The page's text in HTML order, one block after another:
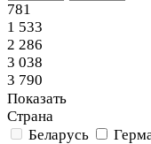
781
1 533
2 286
3 038
3 790
Показать
Страна
Беларусь